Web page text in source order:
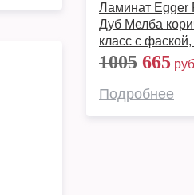
Ламинат Egger
Дуб Мелба
класс с
1005 665
Подробнее